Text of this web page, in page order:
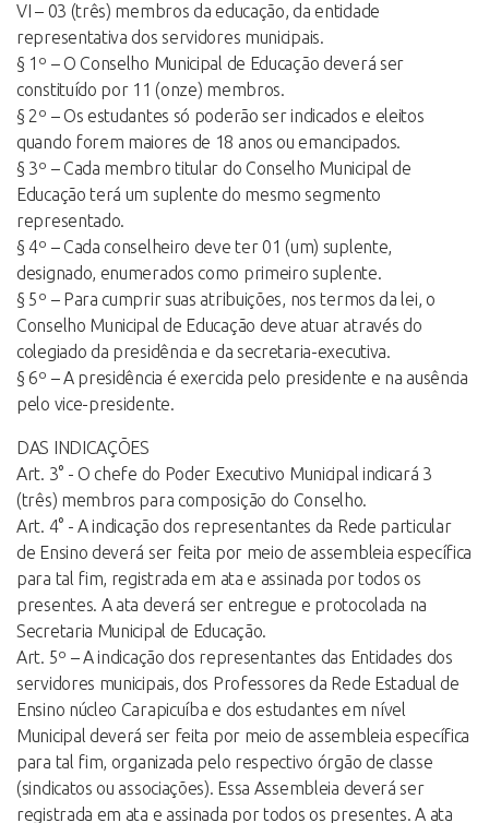
VI – 03 (três) membros da educação, da entidade
representativa dos servidores municipais.
§ 1º – O Conselho Municipal de Educação deverá ser
constituído por 11 (onze) membros.
§ 2º – Os estudantes só poderão ser indicados e eleitos
quando forem maiores de 18 anos ou emancipados.
§ 3º – Cada membro titular do Conselho Municipal de
Educação terá um suplente do mesmo segmento
representado.
§ 4º – Cada conselheiro deve ter 01 (um) suplente,
designado, enumerados como primeiro suplente.
§ 5º – Para cumprir suas atribuições, nos termos da lei, o
Conselho Municipal de Educação deve atuar através do
colegiado da presidência e da secretaria-executiva.
§ 6º – A presidência é exercida pelo presidente e na ausência
pelo vice-presidente.
DAS INDICAÇÕES
Art. 3° - O chefe do Poder Executivo Municipal indicará 3
(três) membros para composição do Conselho.
Art. 4° - A indicação dos representantes da Rede particular
de Ensino deverá ser feita por meio de assembleia específica
para tal fim, registrada em ata e assinada por todos os
presentes. A ata deverá ser entregue e protocolada na
Secretaria Municipal de Educação.
Art. 5º – A indicação dos representantes das Entidades dos
servidores municipais, dos Professores da Rede Estadual de
Ensino núcleo Carapicuíba e dos estudantes em nível
Municipal deverá ser feita por meio de assembleia específica
para tal fim, organizada pelo respectivo órgão de classe
(sindicatos ou associações). Essa Assembleia deverá ser
registrada em ata e assinada por todos os presentes. A ata